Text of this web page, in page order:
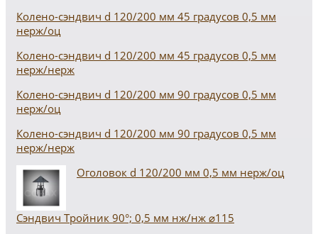
Колено-сэндвич d 120/200 мм 45 градусов 0,5 мм
нерж/оц
Колено-сэндвич d 120/200 мм 45 градусов 0,5 мм
нерж/нерж
Колено-сэндвич d 120/200 мм 90 градусов 0,5 мм
нерж/оц
Колено-сэндвич d 120/200 мм 90 градусов 0,5 мм
нерж/нерж
Оголовок d 120/200 мм 0,5 мм нерж/оц
Сэндвич Тройник 90°; 0,5 мм нж/нж ⌀115